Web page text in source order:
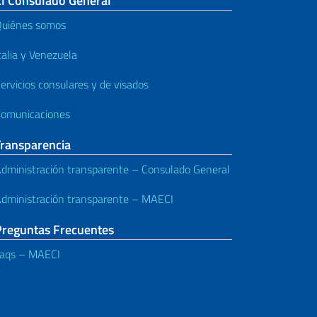
somos
y Venezuela
consulares y de visados
transparente – Consulado General
transparente – MAECI
Frecuentes
– MAECI